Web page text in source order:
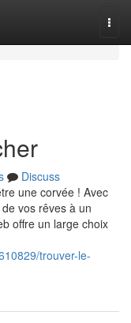
Discuss
une corvée ! Avec
vos rêves à un
offre un large choix
trouver-le-